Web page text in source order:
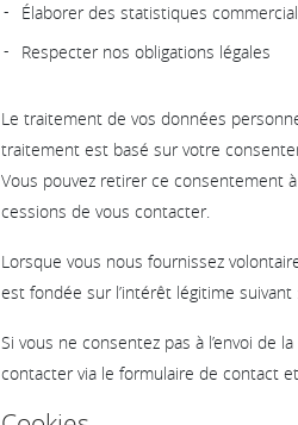
Élaborer des statistiques
Respecter nos obligations légales
Le traitement de vos données
traitement est basé sur votre
Vous pouvez retirer ce consentement
cessions de vous contacter.
Lorsque vous nous fournissez
est fondée sur l’intérêt légitime suivant
Si vous ne consentez pas à l’envoi de
contacter via le formulaire de contact